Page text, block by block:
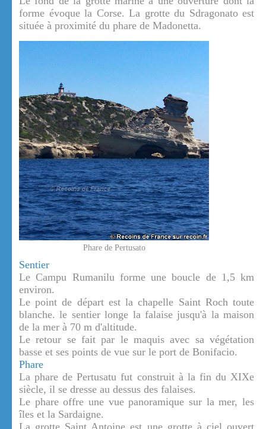
forme évoque la Corse. La grotte du Sdragonato est
située à proximité du phare de Madonetta.
Phare de Pertusato
Sentier
Le Campu Rumanilu forme une boucle de 1,5 km
environ.
Le point de départ est la chapelle Saint Roch toute
blanche. le sentier longe la falaise jusqu'à la maison
de la mer à 70 m d'altitude.
Le retour se fait par le maquis avec sa végétation
basse et ses points de vue sur le port de Bonifacio.
Phare
La phare de Pertusatu fut construit à la fin du XIXe
siècle, il se dresse au dessus des falaises.
Le phare offre une vue panoramique sur la mer, les
îles et la Sardaigne.